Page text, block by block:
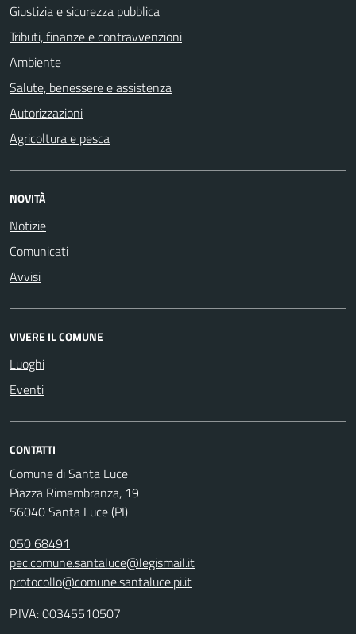
Giustizia e sicurezza pubblica
Tributi, finanze e contravvenzioni
Ambiente
Salute, benessere e assistenza
Autorizzazioni
Agricoltura e pesca
NOVITÀ
Notizie
Comunicati
Avvisi
VIVERE IL COMUNE
Luoghi
Eventi
CONTATTI
Comune di Santa Luce
Piazza Rimembranza, 19
56040 Santa Luce (PI)
050 68491
pec.comune.santaluce@legismail.it
protocollo@comune.santaluce.pi.it
P.IVA: 00345510507